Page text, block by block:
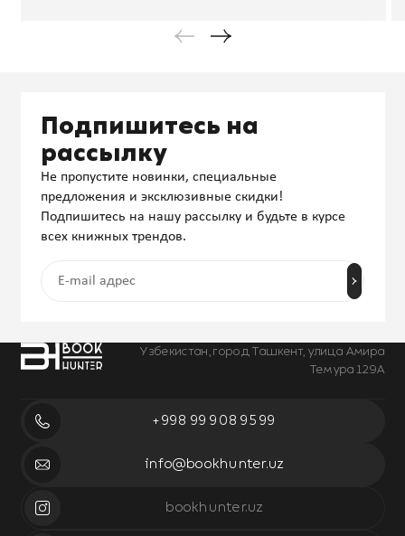
Узбекистан, город Ташкент, улица Амира
Темура 129А
+998 99 908 95 99
info@bookhunter.uz
bookhunter.uz
Подпишитесь на
рассылку
Не пропустите новинки, специальные
предложения и эксклюзивные скидки!
Подпишитесь на нашу рассылку и будьте в курсе
всех книжных трендов.